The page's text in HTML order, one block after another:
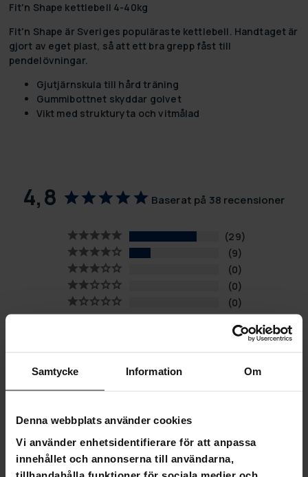
Samtycke Information Om
Denna webbplats använder cookies
Vi använder enhetsidentifierare för att anpassa
innehållet och annonserna till användarna,
tillhandahålla funktioner för sociala medier och
Fit'n Shape kettlebell 4-40kg
Fit'n Shape är Sveriges populäraste kettlebell. Handtaget är
gjort av eget plast, så att ett bra grepp fåst till
pendelövningar.
Gjutjärnskula till hård träning
Gummibottnet skyddar golvet
Vikt med strukturyta och vitmålad
4,8 Baserat på 38 recensioner
29
9
0
0
0
STÄLL EN FRÅGA